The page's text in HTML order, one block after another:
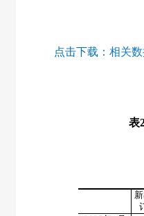
点击下载： 相关
表